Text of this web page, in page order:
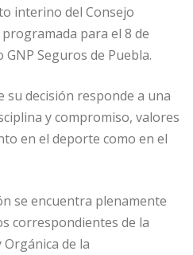
interino del Consejo
para el 8 de
Seguros de Puebla.
su decisión responde a una
y compromiso, valores
en el deporte como en el
se encuentra plenamente
correspondientes de la
de la